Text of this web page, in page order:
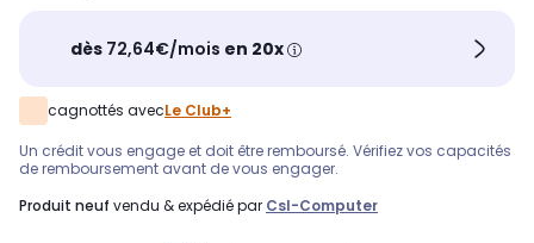
dès 72,64€/mois en 20x
cagnottés avecLe Club+
Un crédit vous engage et doit être remboursé. Vérifiez vos capacités
de remboursement avant de vous engager.
produit neuf vendu & expédié par Csl-Computer